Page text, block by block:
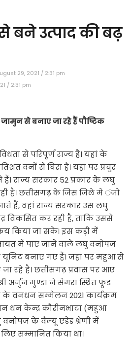
बने उत्पाद की बढ़
29, 2021 / 2:31 pm
/ 2:31 pm
से बनाए जा रहे हैं पौष्टिक
से परिपूर्ण राज्य है। यहां के
वनों से घिरा है। यहां पर प्रचुर
हैं। राज्य सरकार 52 प्रकार के लघु
है। छत्तीसगढ़ के जिस जिले मे ंजो
हैं, वहां राज्य सरकार उस लघु
विकसित कर रही है, ताकि उससे
किया जा सके। इस कड़ी में
में पाए जाने वाले लघु वनोपज
बनाए गए हैं। जहां पर महुआ से
रहे है। छत्तीसगढ़ प्रवास पर आए
अर्जुन मुण्डा ने सेमरा स्थित फूड
के वनधन सम्मेलन 2021 कार्यक्रम
धन केन्द्र कौरीनभाटा (महुआ
वनोपज के वैल्यू एडेड श्रेणी में
सम्मानित किया था।